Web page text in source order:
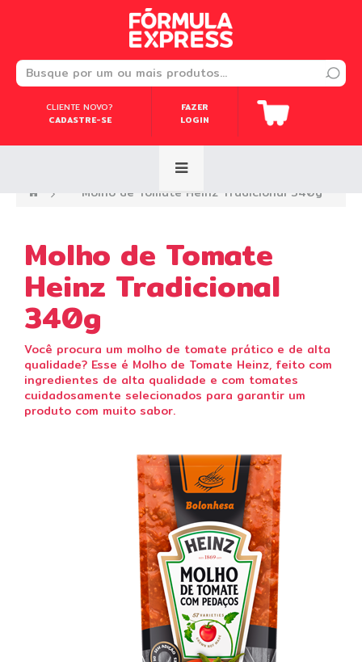
CLIENTE NOVO?
CADASTRE-SE
FAZER
LOGIN
—› Molho de Tomate Heinz Tradicional 340g
Molho de Tomate
Heinz Tradicional
340g
Você procura um molho de tomate prático e de alta
qualidade? Esse é Molho de Tomate Heinz, feito com
ingredientes de alta qualidade e com tomates
cuidadosamente selecionados para garantir um
produto com muito sabor.
CLIENTE NOVO?
CADASTRE-SE
FAZER
LOGIN